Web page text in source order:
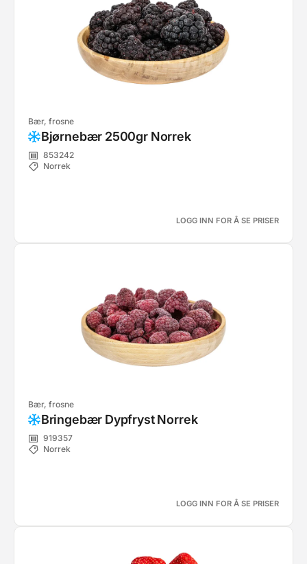
Bær, frosne
Bjørnebær 2500gr Norrek
853242
Norrek
LOGG INN FOR Å SE PRISER
Bær, frosne
Bringebær Dypfryst Norrek
919357
Norrek
LOGG INN FOR Å SE PRISER